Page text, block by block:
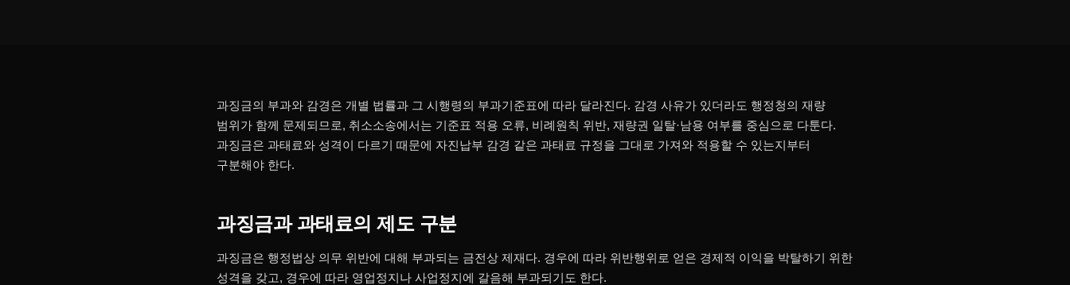
과징금의 부과와 감경은 개별 법률과 그 시행령의 부과기준표에 따라 달라진다. 감경 사유가 있더라도 행정청의 재량
범위가 함께 문제되므로, 취소소송에서는 기준표 적용 오류, 비례원칙 위반, 재량권 일탈·남용 여부를 중심으로 다툰다.
과징금은 과태료와 성격이 다르기 때문에 자진납부 감경 같은 과태료 규정을 그대로 가져와 적용할 수 있는지부터
구분해야 한다.
과징금과 과태료의 제도 구분
과징금은 행정법상 의무 위반에 대해 부과되는 금전상 제재다. 경우에 따라 위반행위로 얻은 경제적 이익을 박탈하기 위한
성격을 갖고, 경우에 따라 영업정지나 사업정지에 갈음해 부과되기도 한다.